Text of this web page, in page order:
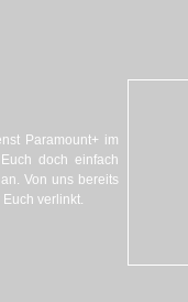
Paramount+ im
doch einfach
Von uns bereits
verlinkt.